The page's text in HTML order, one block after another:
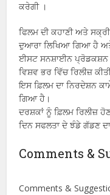
ਕਰੇਗੀ ।
ਫਿਲਮ ਦੀ ਕਹਾਣੀ ਅਤੇ
ਦੁਆਰਾ ਲਿਖਿਆ ਗਿਆ ਹੈ
ਈਸਟ ਸਨਸ਼ਾਈਨ ਪ੍ਰੋਡਕਸ਼ਨ
ਵਿਸ਼ਵ ਭਰ ਵਿੱਚ ਰਿਲੀਜ਼
ਇਸ ਫ਼ਿਲਮ ਦਾ ਨਿਰਦੇਸ਼ਨ
ਗਿਆ ਹੈ।
ਦਰਸ਼ਕਾਂ ਨੂੰ ਫ਼ਿਲਮ ਰਿਲੀਜ਼
ਦਿਨ ਸਫਲਤਾ ਦੇ ਝੰਡੇ ਗੱਡਣ
Comments &
Comments &